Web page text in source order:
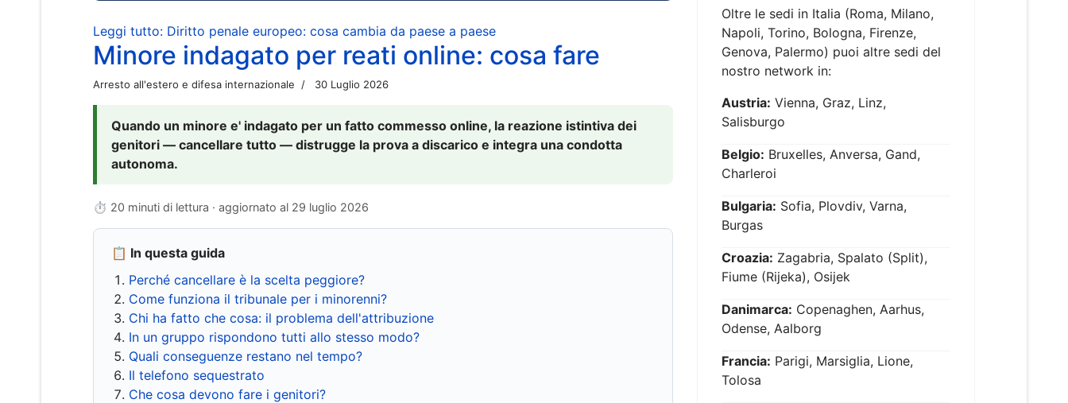
Leggi tutto: Diritto penale europeo: cosa cambia da paese a paese
Minore indagato per reati online: cosa fare
Arresto all'estero e difesa internazionale 30 Luglio 2026
Quando un minore e' indagato per un fatto commesso online, la reazione istintiva dei
genitori — cancellare tutto — distrugge la prova a discarico e integra una condotta
autonoma.
⏱ 20 minuti di lettura · aggiornato al 29 luglio 2026
📋 In questa guida
Perché cancellare è la scelta peggiore?
Come funziona il tribunale per i minorenni?
Chi ha fatto che cosa: il problema dell'attribuzione
In un gruppo rispondono tutti allo stesso modo?
Quali conseguenze restano nel tempo?
Il telefono sequestrato
Che cosa devono fare i genitori?
Oltre le sedi in Italia (Roma, Milano,
Napoli, Torino, Bologna, Firenze,
Genova, Palermo) puoi altre sedi del
nostro network in:
Austria: Vienna, Graz, Linz,
Salisburgo
Belgio: Bruxelles, Anversa, Gand,
Charleroi
Bulgaria: Sofia, Plovdiv, Varna,
Burgas
Croazia: Zagabria, Spalato (Split),
Fiume (Rijeka), Osijek
Danimarca: Copenaghen, Aarhus,
Odense, Aalborg
Francia: Parigi, Marsiglia, Lione,
Tolosa